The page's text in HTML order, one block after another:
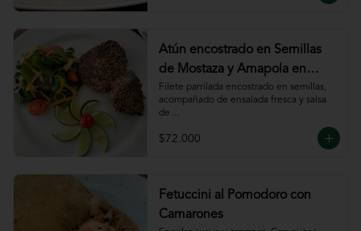
Atún encostrado en Semillas
de Mostaza y Amapola en
salsa de ajillo
Filete parrilada encostrado en semillas,
acompañado de ensalada fresca y salsa
de
$72.000
Fetuccini al Pomodoro con
Camarones